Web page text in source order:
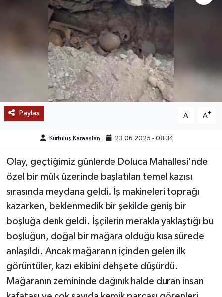
Paylaş A- A+
Kurtuluş Karaaslan 23.06.2025 - 08:34
Olay, geçtiğimiz günlerde Doluca Mahallesi'nde
özel bir mülk üzerinde başlatılan temel kazısı
sırasında meydana geldi. İş makineleri toprağı
kazarken, beklenmedik bir şekilde geniş bir
boşluğa denk geldi. İşçilerin merakla yaklaştığı bu
boşluğun, doğal bir mağara olduğu kısa sürede
anlaşıldı. Ancak mağaranın içinden gelen ilk
görüntüler, kazı ekibini dehşete düşürdü.
Mağaranın zemininde dağınık halde duran insan
SAĞLIK
EĞİTİM
BÖLGE
KEŞFET
POPÜLER
DÜNYA
TREND
OTOMOTİV
TEKNOLOJİ